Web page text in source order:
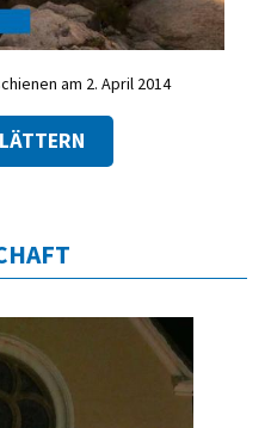
am 2. April 2014